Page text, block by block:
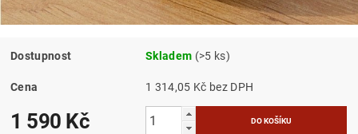
Dostupnost Skladem (>5 ks)
Cena 1 314,05 Kč bez DPH
1 590 Kč